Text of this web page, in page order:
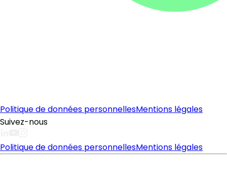
Politique de données personnellesMentions légales
Suivez-nous
Politique de données personnellesMentions légales